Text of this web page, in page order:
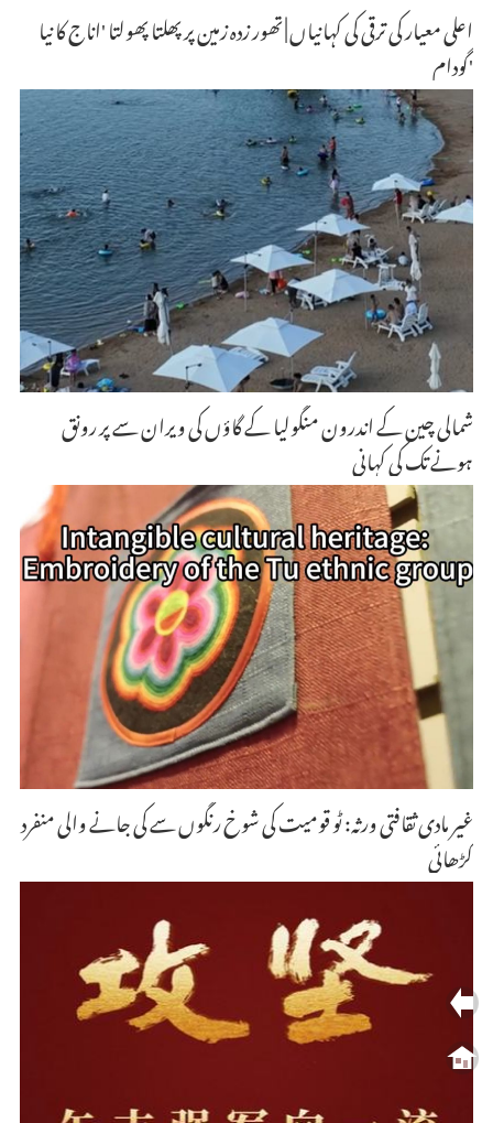
اعلی معیار کی ترقی کی کہانیاں | تھور زدہ زمین پر پھلتا پھولتا 'اناج کا نیا
گودام'
شمالی چین کے اندرون منگولیا کے گاؤں کی ویران سے پر رونق
ہونے تک کی کہانی
غیر مادی ثقافتی ورثہ: ٹو قومیت کی شوخ رنگوں سے کی جانے والی منفرد
کڑھائی